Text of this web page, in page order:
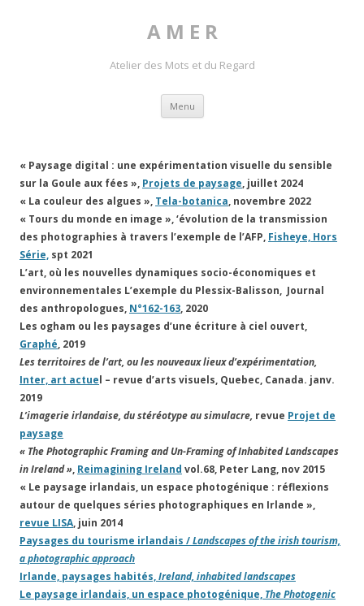
A M E R
Atelier des Mots et du Regard
Menu Skip to content
« Paysage digital : une expérimentation visuelle du sensible
sur la Goule aux fées », Projets de paysage, juillet 2024
« La couleur des algues », Tela-botanica, novembre 2022
« Tours du monde en image », ‘évolution de la transmission
des photographies à travers l’exemple de l’AFP, Fisheye, Hors
Série, spt 2021
L’art, où les nouvelles dynamiques socio-économiques et
environnementales L’exemple du Plessix-Balisson, Journal
des anthropologues, N°162-163, 2020
Les ogham ou les paysages d’une écriture à ciel ouvert,
Graphé, 2019
Les territoires de l’art, ou les nouveaux lieux d’expérimentation,
Inter, art actuel – revue d’arts visuels, Quebec, Canada. janv.
2019
L’imagerie irlandaise, du stéréotype au simulacre, revue Projet de
paysage
« The Photographic Framing and Un-Framing of Inhabited Landscapes
in Ireland », Reimagining Ireland vol.68, Peter Lang, nov 2015
« Le paysage irlandais, un espace photogénique : réflexions
autour de quelques séries photographiques en Irlande »,
revue LISA, juin 2014
Paysages du tourisme irlandais /Landscapes of the irish tourism,
a photographic approach
Irlande, paysages habités,Ireland, inhabited landscapes
Le paysage irlandais, un espace photogénique, The Photogenic